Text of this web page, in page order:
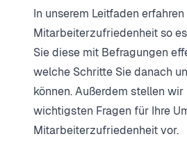
In unserem Leitfaden
Mitarbeiterzufriedenheit so
Sie diese mit Befragungen
welche Schritte Sie danach
können. Außerdem stellen
wichtigsten Fragen für Ihre
Mitarbeiterzufriedenheit vor.